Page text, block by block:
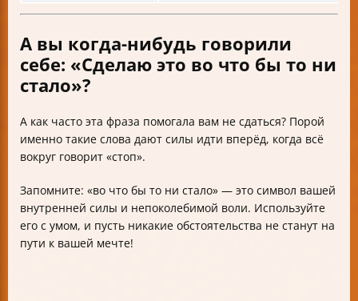
А вы когда-нибудь говорили
себе: «Сделаю это во что бы то ни
стало»?
А как часто эта фраза помогала вам не сдаться? Порой
именно такие слова дают силы идти вперёд, когда всё
вокруг говорит «стоп».
Запомните: «во что бы то ни стало» — это символ вашей
внутренней силы и непоколебимой воли. Используйте
его с умом, и пусть никакие обстоятельства не станут на
пути к вашей мечте!